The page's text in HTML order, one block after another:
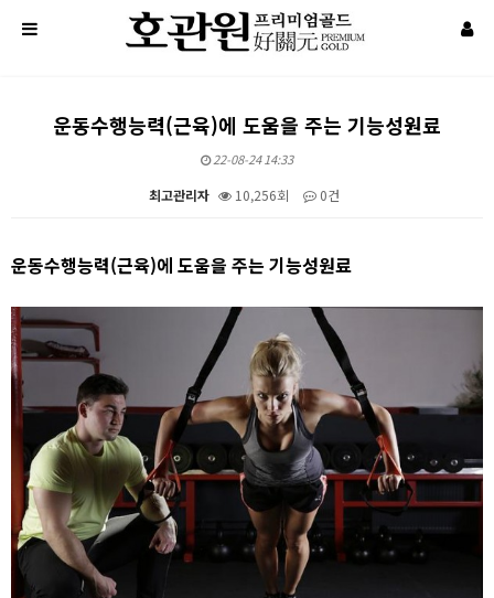
운동수행능력(근육)에 도움을 주는 기능성원료
22-08-24 14:33
최고관리자 10,256회 0건
운동수행능력(근육)에 도움을 주는 기능성원료